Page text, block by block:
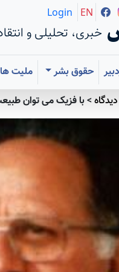
خبری، تحلیلی و
Login EN
حقوق بشر ملیت ها
دیدگاه>با فزیک می توان